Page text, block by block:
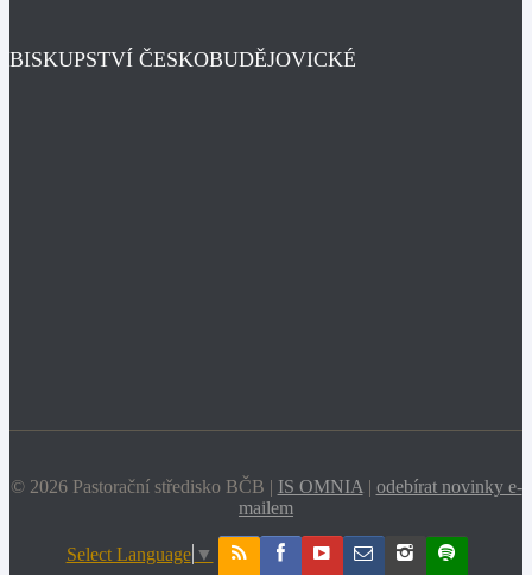
BISKUPSTVÍ ČESKOBUDĚJOVICKÉ
© 2026 Pastorační středisko BČB | IS OMNIA | odebírat novinky e-
mailem
Select Language ▼